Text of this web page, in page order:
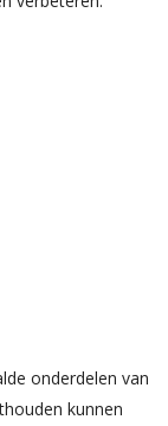
onderdelen van
kunnen